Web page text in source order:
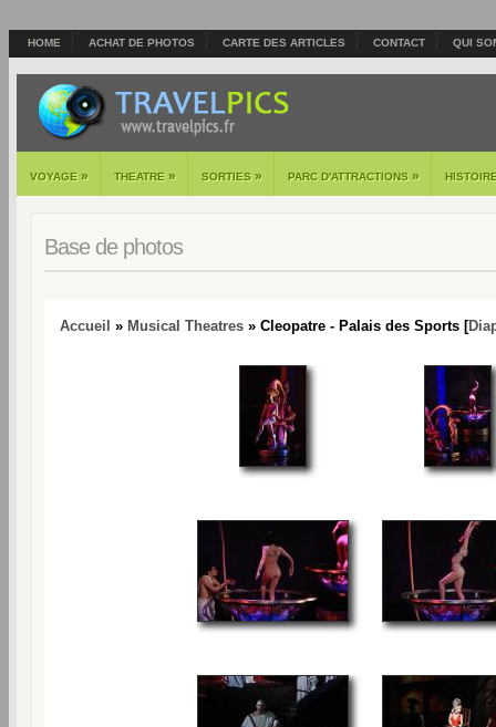
HOME ACHAT DE PHOTOS CARTE DES ARTICLES CONTACT QUI
VOYAGE » THEATRE » SORTIES » PARC D'ATTRACTIONS »
Base de photos
Accueil » Musical Theatres » Cleopatre - Palais des Sports [